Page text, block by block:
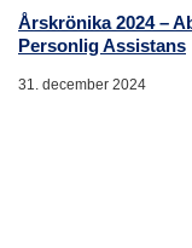
Årskrönika 2024 –
Personlig Assistans
31. december 2024